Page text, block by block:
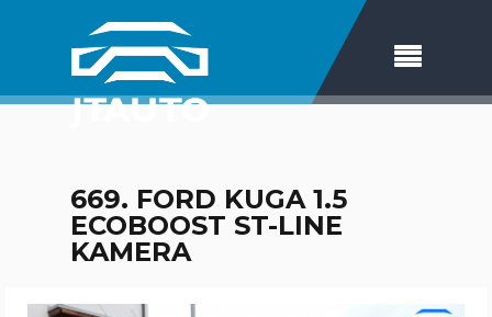
669. FORD KUGA 1.5
ECOBOOST ST-LINE
KAMERA